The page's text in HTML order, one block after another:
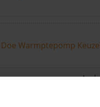
Doe Warmptepomp